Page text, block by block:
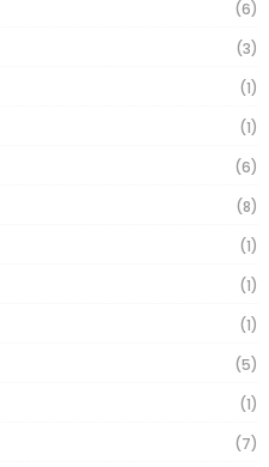
(6)
(3)
(1)
(1)
(6)
(8)
(1)
(1)
(1)
(5)
(1)
(7)